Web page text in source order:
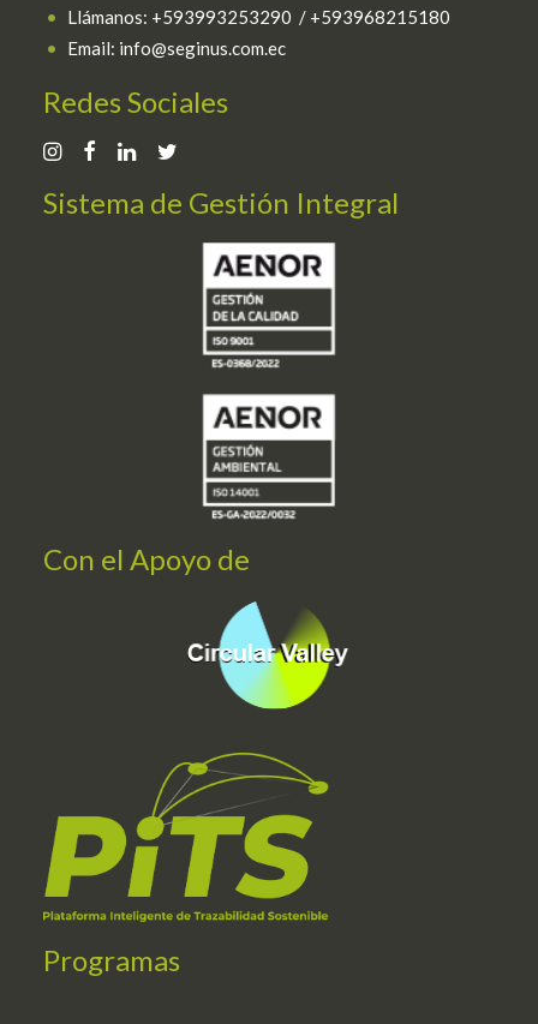
Llámanos: +593993253290 / +593968215180
Email: info@seginus.com.ec
Redes Sociales
Sistema de Gestión Integral
Con el Apoyo de
Programas